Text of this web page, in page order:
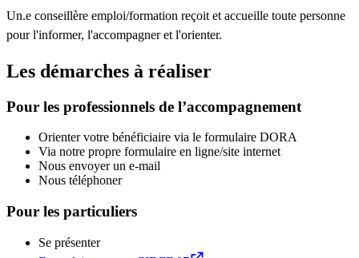
Un.e conseillère emploi/formation reçoit et accueille toute personne
pour l'informer, l'accompagner et l'orienter.
Les démarches à réaliser
Pour les professionnels de l’accompagnement
Orienter votre bénéficiaire via le formulaire DORA
Via notre propre formulaire en ligne/site internet
Nous envoyer un e-mail
Nous téléphoner
Pour les particuliers
Se présenter